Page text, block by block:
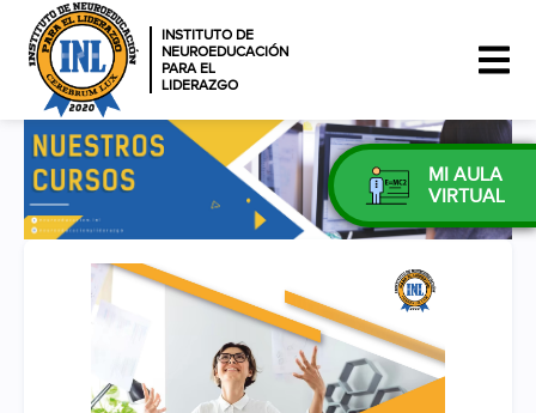
INSTITUTO DE
NEUROEDUCACIÓN
PARA EL
LIDERAZGO
MI AULA
VIRTUAL